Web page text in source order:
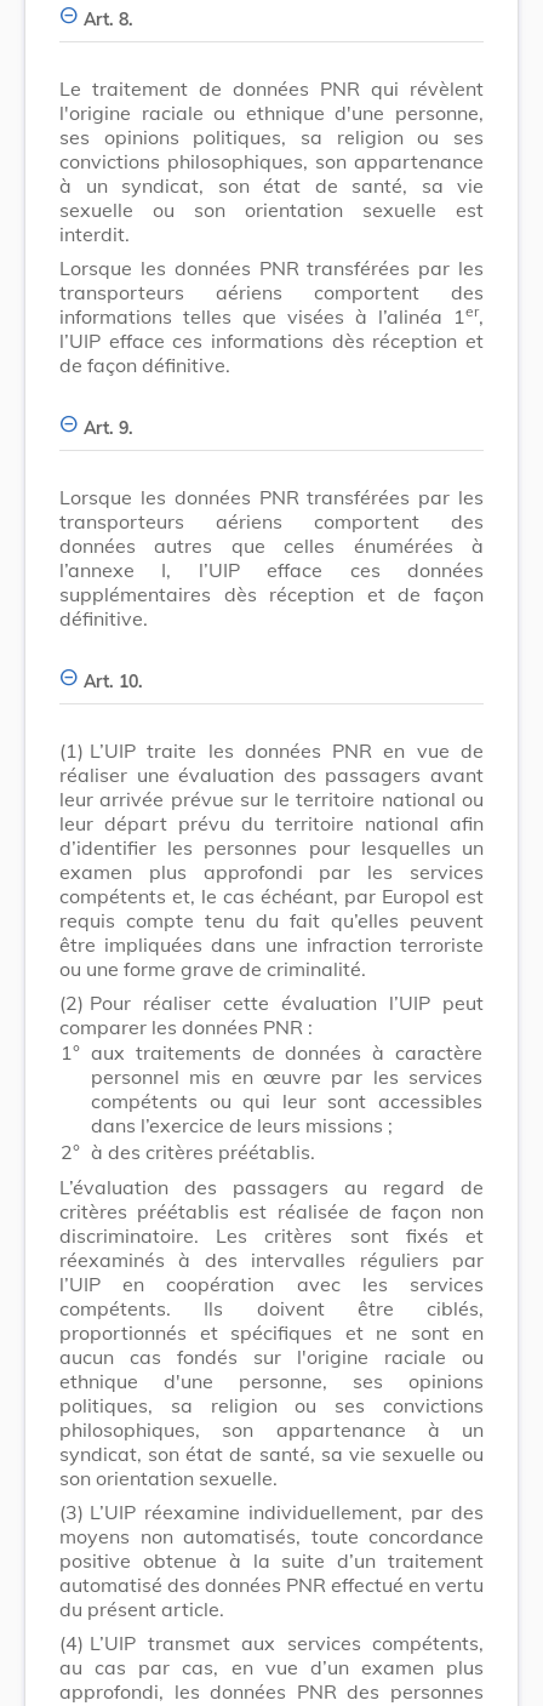
Art. 8.
Le traitement de données PNR qui révèlent
l'origine raciale ou ethnique d'une personne,
ses opinions politiques, sa religion ou ses
convictions philosophiques, son appartenance
à un syndicat, son état de santé, sa vie
sexuelle ou son orientation sexuelle est
interdit.
Lorsque les données PNR transférées par les
transporteurs aériens comportent des
informations telles que visées à l’alinéa 1 er,
l’UIP efface ces informations dès réception et
de façon définitive.
Art. 9.
Lorsque les données PNR transférées par les
transporteurs aériens comportent des
données autres que celles énumérées à
l’annexe I, l’UIP efface ces données
supplémentaires dès réception et de façon
définitive.
Art. 10.
(1) L’UIP traite les données PNR en vue de
réaliser une évaluation des passagers avant
leur arrivée prévue sur le territoire national ou
leur départ prévu du territoire national afin
d’identifier les personnes pour lesquelles un
examen plus approfondi par les services
compétents et, le cas échéant, par Europol est
requis compte tenu du fait qu’elles peuvent
être impliquées dans une infraction terroriste
ou une forme grave de criminalité.
(2) Pour réaliser cette évaluation l’UIP peut
comparer les données PNR :
1° aux traitements de données à caractère
personnel mis en œuvre par les services
compétents ou qui leur sont accessibles
dans l’exercice de leurs missions ;
2° à des critères préétablis.
L’évaluation des passagers au regard de
critères préétablis est réalisée de façon non
discriminatoire. Les critères sont fixés et
réexaminés à des intervalles réguliers par
l’UIP en coopération avec les services
compétents. Ils doivent être ciblés,
proportionnés et spécifiques et ne sont en
aucun cas fondés sur l'origine raciale ou
ethnique d'une personne, ses opinions
politiques, sa religion ou ses convictions
philosophiques, son appartenance à un
syndicat, son état de santé, sa vie sexuelle ou
son orientation sexuelle.
(3) L’UIP réexamine individuellement, par des
moyens non automatisés, toute concordance
positive obtenue à la suite d’un traitement
automatisé des données PNR effectué en vertu
du présent article.
(4) L’UIP transmet aux services compétents,
au cas par cas, en vue d’un examen plus
approfondi, les données PNR des personnes